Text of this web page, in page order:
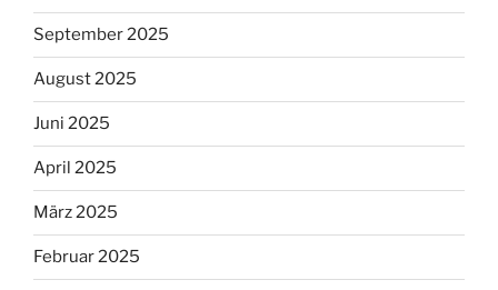
September 2025
August 2025
Juni 2025
April 2025
März 2025
Februar 2025